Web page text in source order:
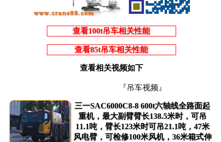
查看100t吊车相关性能
查看85t吊车相关性能
查看相关视频如下
『吊车视频』
三一SAC6000C8-8 600t六轴线全路面起
重机，最大副臂臂长138.5米时，可吊
11.1吨，臂长123米时可吊21.1吨，47米
风电臂，可检修100米风机，36米箱式伸